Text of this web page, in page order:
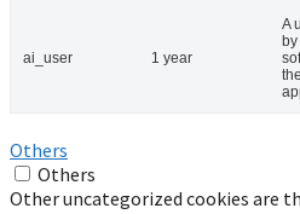
ai_user 1 year
A
by
Others
Others
Other uncategorized cookies are